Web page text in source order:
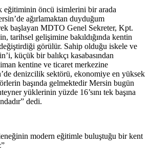
eğitiminin öncü isimlerini bir arada
ağırlamaktan duyduğum
başlayan MDTO Genel Sekreter, Kpt.
tarihsel gelişimine bakıldığında kentin
görülür. Sahip olduğu iskele ve
küçük bir balıkçı kasabasından
kentine ve ticaret merkezine
denizcilik sektörü, ekonomiye en yüksek
başında gelmektedir Mersin bugün
yüklerinin yüzde 16’sını tek başına
dedi.
modern eğitimle buluştuğu bir kent